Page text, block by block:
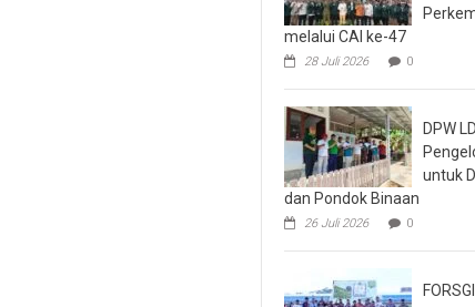
melalui CAI ke-47
28 Juli 2026 0
DPW
untuk
dan Pondok Binaan
26 Juli 2026 0